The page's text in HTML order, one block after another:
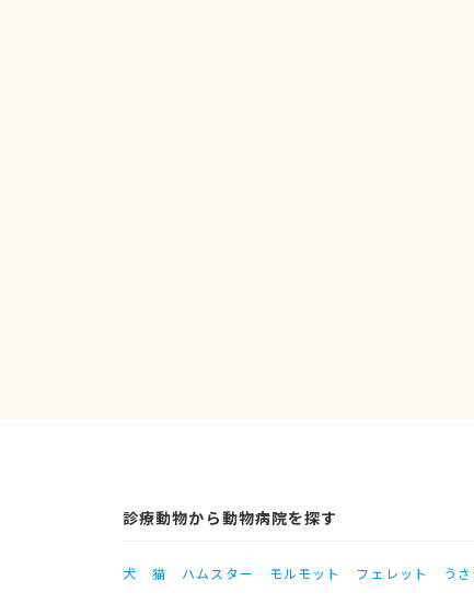
診療動物から動物病院を探す
犬 猫 ハムスター モルモット フェレット う